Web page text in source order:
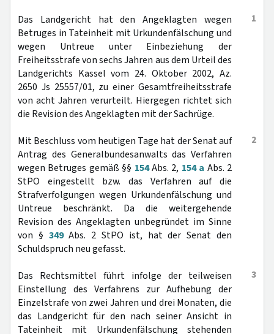
1
Das Landgericht hat den Angeklagten wegen
Betruges in Tateinheit mit Urkundenfälschung und
wegen Untreue unter Einbeziehung der
Freiheitsstrafe von sechs Jahren aus dem Urteil des
Landgerichts Kassel vom 24. Oktober 2002, Az.
2650 Js 25557/01, zu einer Gesamtfreiheitsstrafe
von acht Jahren verurteilt. Hiergegen richtet sich
die Revision des Angeklagten mit der Sachrüge.
2
Mit Beschluss vom heutigen Tage hat der Senat auf
Antrag des Generalbundesanwalts das Verfahren
wegen Betruges gemäß §§ 154Abs. 2, 154 a Abs. 2
StPO eingestellt bzw. das Verfahren auf die
Strafverfolgungen wegen Urkundenfälschung und
Untreue beschränkt. Da die weitergehende
Revision des Angeklagten unbegründet im Sinne
von § 349Abs. 2 StPO ist, hat der Senat den
Schuldspruch neu gefasst.
3
Das Rechtsmittel führt infolge der teilweisen
Einstellung des Verfahrens zur Aufhebung der
Einzelstrafe von zwei Jahren und drei Monaten, die
das Landgericht für den nach seiner Ansicht in
Tateinheit mit Urkundenfälschung stehenden